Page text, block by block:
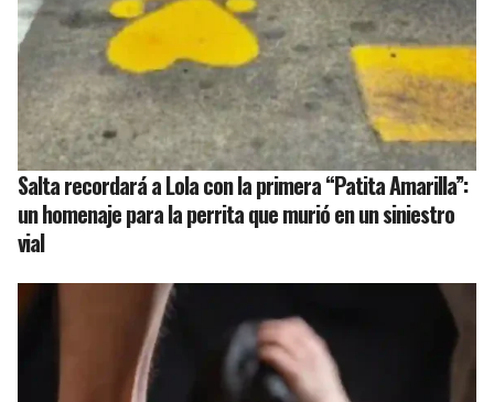
Salta recordará a Lola con la primera “Patita Amarilla”:
un homenaje para la perrita que murió en un siniestro
vial